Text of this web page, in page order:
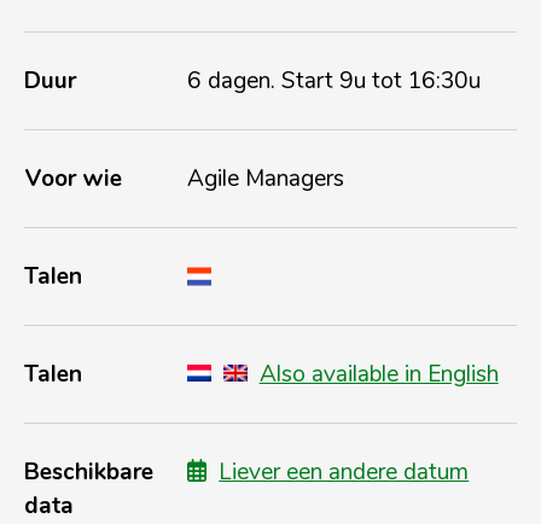
Duur 6 dagen. Start 9u tot 16:30u
Voor wie Agile Managers
Talen
Talen Also available in English
Beschikbare
data
Liever een andere datum